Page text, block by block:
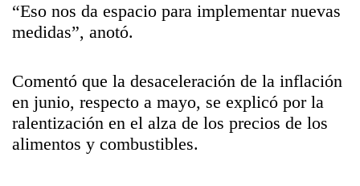
“Eso nos da espacio para implementar nuevas
medidas”, anotó.
Comentó que la desaceleración de la inflación
en junio, respecto a mayo, se explicó por la
ralentización en el alza de los precios de los
alimentos y combustibles.